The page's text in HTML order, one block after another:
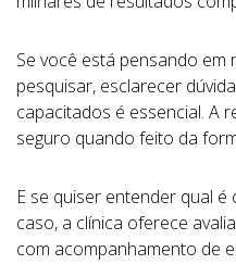
Se você está pensando em
pesquisar, esclarecer
capacitados é essencial. A
seguro quando feito da
E se quiser entender qual
caso, a clínica oferece
com acompanhamento de